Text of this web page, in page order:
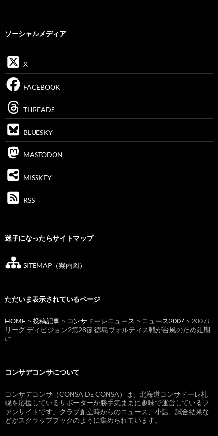
ソーシャルメディア
X
FACEBOOK
THREADS
BLUESKY
MASTODON
MISSKEY
RSS
迷子になったらサイトマップ
SITEMAP（案内図）
ただいま表示されているページ
HOME > 投稿記事 > コンサドーレニュース > ニュース2007 > 2007J
リーグ ディビジョン2第28節 徳島ヴォルティス戦が台風のため延期
に
コンサデコンサについて
コンサデコンサ（CONSA DE CONSA）は、北海道コンサドーレ札
幌を応援しているサポーターが勝手気ままに趣味で運営しているフ
ァンサイトです。クラブ創立時からのニュース、小話、試合結果な
どがスクラップブックのように集められています。